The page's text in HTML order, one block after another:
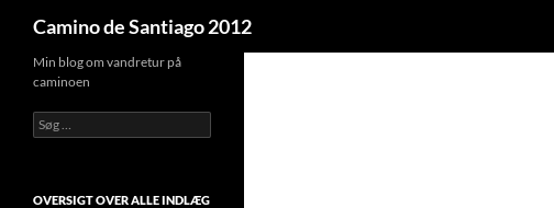
Camino de Santiago 2012
Min blog om vandretur på
caminoen
Søg
efter:
OVERSIGT OVER ALLE INDLÆG